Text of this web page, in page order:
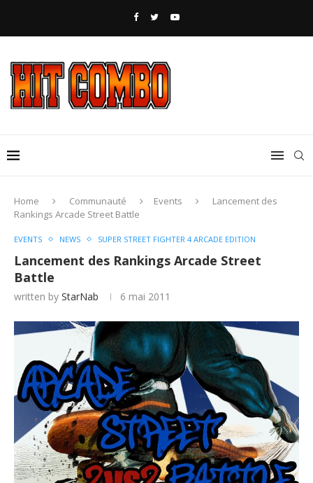
Home Communauté Events
Lancement des
Rankings Arcade Street Battle
EVENTS NEWS SUPER STREET FIGHTER 4 ARCADE EDITION
Lancement des Rankings Arcade Street
Battle
written by StarNab 6 mai 2011